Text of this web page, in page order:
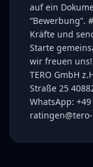
auf ein
“Bewerbung”.
Kräfte und
Starte
wir freuen
TERO GmbH
Straße 25
WhatsApp: